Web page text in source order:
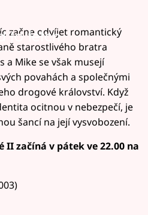
to fetch
začne odvíjet romantický
starostlivého bratra
a Mike se však musejí
povahách a společnými
drogové království. Když
ocitnou v nebezpečí, je
šancí na její vysvobození.
II začíná v pátek ve 22.00 na